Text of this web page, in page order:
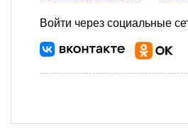
Войти через социальные